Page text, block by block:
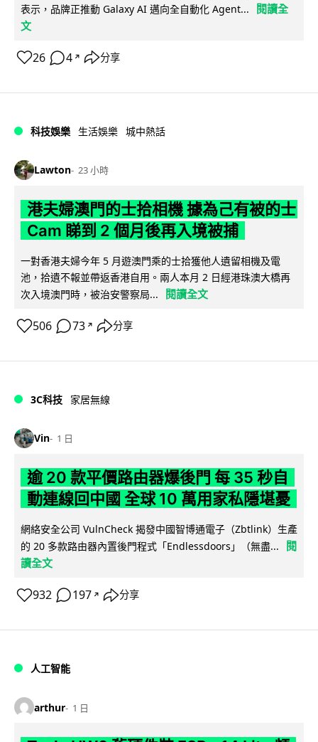
表示，品牌正推動 Galaxy AI 邁向全自動化 Agent...
閱讀全
文
26 4 ↗ 分享
科技娛樂 生活娛樂 城中熱話
Lawton 23 小時
港夫婦澳門的士拾相機 據為己有被的士
Cam 睇到 2 個月後再入境被捕
一對香港夫婦今年 5 月遊澳門乘的士拾獲他人遺留相機及電
池，拾遺不報並帶返香港自用。兩人本月 2 日經港珠澳大橋再
次入境澳門時，被治安警察局...
閱讀全文
506 73 ↗ 分享
3C科技 家居無線
Vin 1 日
逾 20 款平價路由器爆後門 每 35 秒自
動連線回中國 全球 10 萬用家私隱堪憂
網絡安全公司 VulnCheck 揭發中國智博通電子（Zbtlink）生產
的 20 多款路由器內置後門程式「Endlessdoors」（無盡...
閱
讀全文
932 197 ↗ 分享
人工智能
arthur 1 日